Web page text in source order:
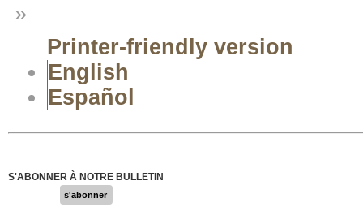
»
Printer-friendly version
English
Español
S'ABONNER À NOTRE BULLETIN
s'abonner